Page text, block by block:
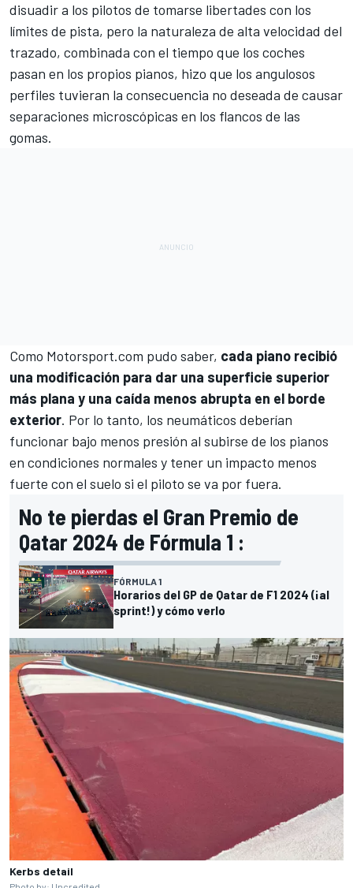
disuadir a los pilotos de tomarse libertades con los
límites de pista, pero la naturaleza de alta velocidad del
trazado, combinada con el tiempo que los coches
pasan en los propios pianos, hizo que los angulosos
perfiles tuvieran la consecuencia no deseada de causar
separaciones microscópicas en los flancos de las
gomas.
Como Motorsport.com pudo saber, cada piano recibió
una modificación para dar una superficie superior
más plana y una caída menos abrupta en el borde
exterior. Por lo tanto, los neumáticos deberían
funcionar bajo menos presión al subirse de los pianos
en condiciones normales y tener un impacto menos
fuerte con el suelo si el piloto se va por fuera.
No te pierdas el Gran Premio de
Qatar 2024 de Fórmula 1 :
FÓRMULA 1
Horarios del GP de Qatar de F1 2024 (¡al
sprint!) y cómo verlo
Kerbs detail